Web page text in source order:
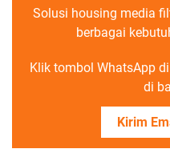
Solusi housing media
berbagai
Klik tombol WhatsApp
di
Kirim